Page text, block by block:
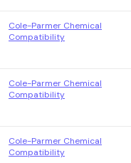
Cole-Parmer Chemical
Compatibility
Cole-Parmer Chemical
Compatibility
Cole-Parmer Chemical
Compatibility